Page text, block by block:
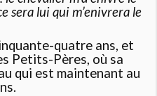
sera lui qui m’enivrera le
quatre ans, et
Petits-Pères, où sa
qui est maintenant au